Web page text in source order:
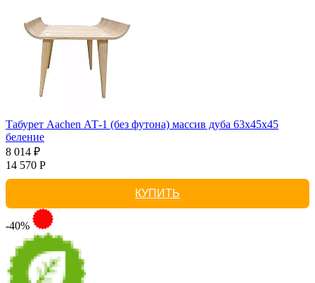
Табурет Aachen АТ-1 (без футона) массив дуба 63х45х45
беление
8 014 ₽
14 570 Р
КУПИТЬ
-40%